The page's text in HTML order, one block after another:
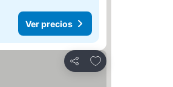
Ver precios
Compartir
Agregar a favoritos